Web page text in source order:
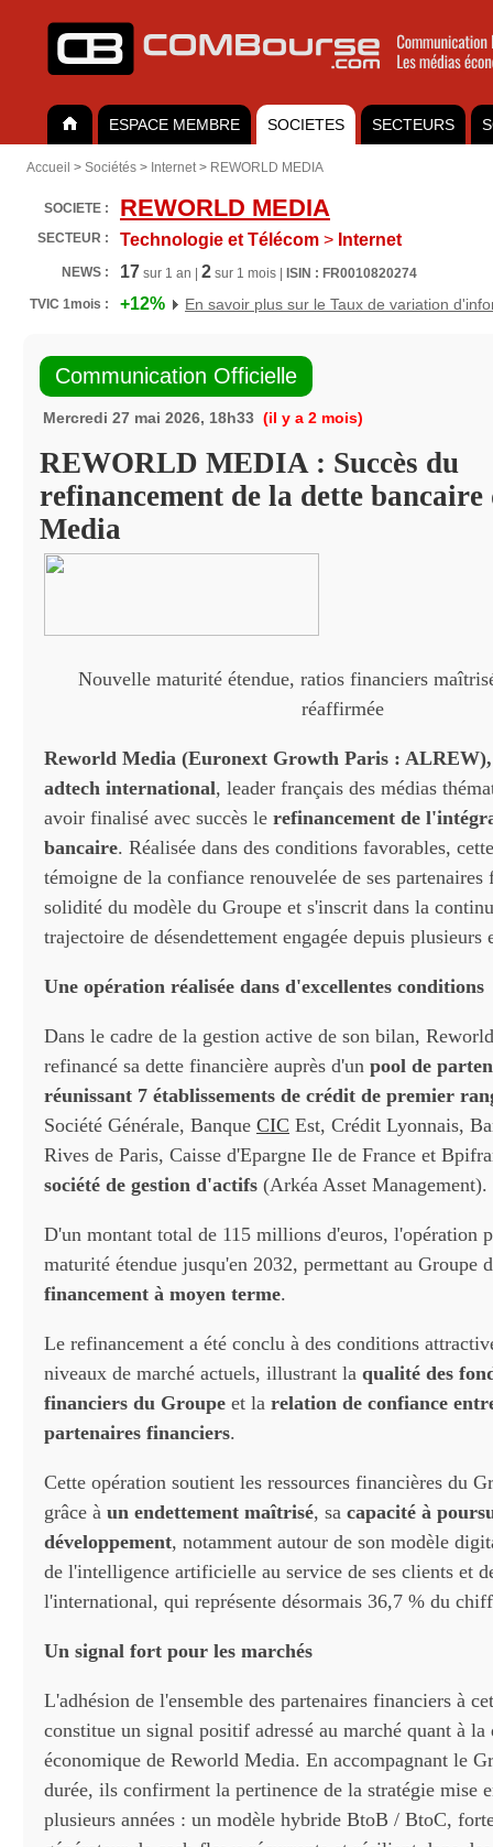
ESPACE MEMBRE SOCIETES SECTEURS
Accueil > Sociétés > Internet> REWORLD MEDIA
SOCIETE : REWORLD MEDIA
SECTEUR : Technologie et Télécom > Internet
NEWS : 17 sur 1 an | 2 sur 1 mois |
ISIN : FR0010820274
TVIC 1mois :
+12% En savoir plus sur le Taux de variation
Communication Officielle
Mercredi 27 mai 2026, 18h33 (il y a 2 mois)
REWORLD MEDIA : Succès du
refinancement de la dette
Media
Nouvelle maturité étendue, ratios financiers
réaffirmée
Reworld Media (Euronext Growth Paris :
adtech international, leader français des médias
avoir finalisé avec succès le refinancement de
bancaire. Réalisée dans des conditions favorables,
témoigne de la confiance renouvelée de ses partenaires
solidité du modèle du Groupe et s'inscrit dans la
trajectoire de désendettement engagée depuis plusieurs
Une opération réalisée dans d'excellentes conditions
Dans le cadre de la gestion active de son bilan,
refinancé sa dette financière auprès d'un pool de
réunissant 7 établissements de crédit de premier
Société Générale, Banque CIC Est, Crédit Lyonnais,
Rives de Paris, Caisse d'Epargne Ile de France et
société de gestion d'actifs (Arkéa Asset Management).
D'un montant total de 115 millions d'euros, l'opération
maturité étendue jusqu'en 2032, permettant au Groupe
financement à moyen terme.
Le refinancement a été conclu à des conditions
niveaux de marché actuels, illustrant la qualité des
financiers du Groupe et la relation de confiance
partenaires financiers.
Cette opération soutient les ressources financières du
grâce à un endettement maîtrisé, sa capacité à
développement, notamment autour de son modèle
de l'intelligence artificielle au service de ses clients et
l'international, qui représente désormais 36,7 % du
Un signal fort pour les marchés
L'adhésion de l'ensemble des partenaires financiers à
constitue un signal positif adressé au marché quant à
économique de Reworld Media. En accompagnant le
durée, ils confirment la pertinence de la stratégie mise
plusieurs années : un modèle hybride BtoB / BtoC,